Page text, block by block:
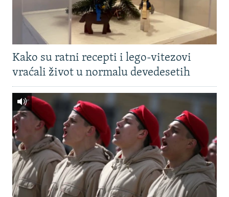
Kako su ratni recepti i lego-vitezovi
vraćali život u normalu devedesetih